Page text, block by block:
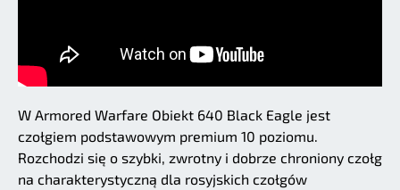
W Armored Warfare Obiekt 640 Black Eagle jest
czołgiem podstawowym premium 10 poziomu.
Rozchodzi się o szybki, zwrotny i dobrze chroniony czołg
na charakterystyczną dla rosyjskich czołgów